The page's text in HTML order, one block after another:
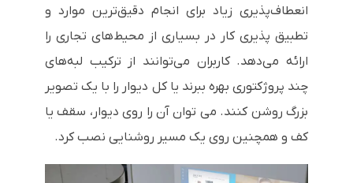
انعطاف‌پذیری زیاد برای انجام دقیق‌ترین موارد و
تطبیق پذیری کار در بسیاری از محیط‌های تجاری را
ارائه می‌دهد. کاربران می‌توانند از ترکیب لبه‌های
چند پروژکتوری بهره ببرند یا کل دیوار را با یک تصویر
بزرگ روشن کنند. می توان آن را روی دیوار، سقف یا
کف و همچنین روی یک مسیر روشنایی نصب کرد.